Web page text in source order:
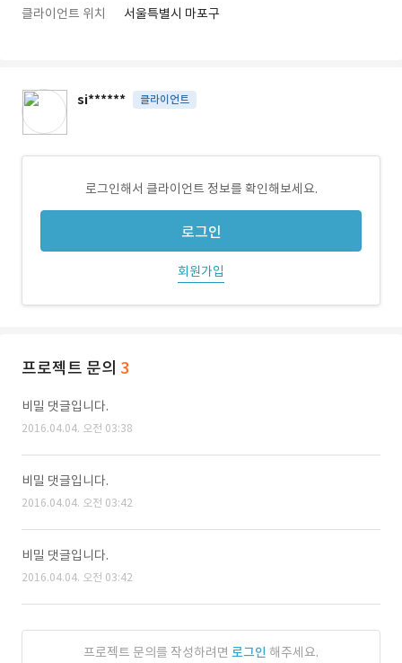
클라이언트 위치 서울특별시 마포구
si****** 클라이언트
로그인해서 클라이언트 정보를 확인해보세요.
로그인
회원가입
프로젝트 문의 3
비밀 댓글입니다.
2016.04.04. 오전 03:38
비밀 댓글입니다.
2016.04.04. 오전 03:42
비밀 댓글입니다.
2016.04.04. 오전 03:42
프로젝트 문의를 작성하려면 로그인 해주세요.